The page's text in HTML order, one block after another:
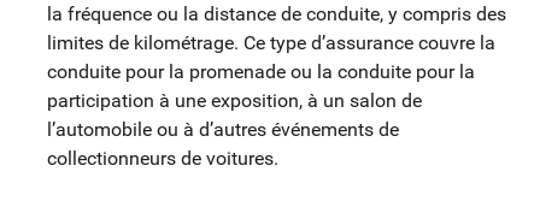
la fréquence ou la distance de conduite, y compris des
limites de kilométrage. Ce type d’assurance couvre la
conduite pour la promenade ou la conduite pour la
participation à une exposition, à un salon de
l’automobile ou à d’autres événements de
collectionneurs de voitures.